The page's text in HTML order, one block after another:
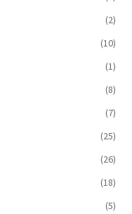
(2)
(10)
(1)
(8)
(7)
(25)
(26)
(18)
(5)